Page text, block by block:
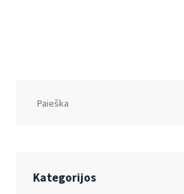
Kategorijos